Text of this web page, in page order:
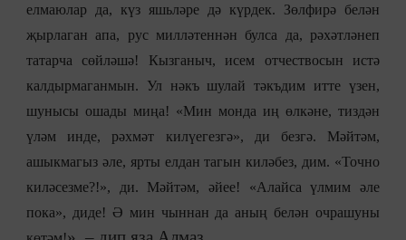
елмаюлар да, күз яшьләре дә күрдек. Зөлфирә белән
җырлаган апа, рус милләтеннән булса да, рәхәтләнеп
татарча сөйләшә! Кызганыч, исем отчествосын истә
калдырмаганмын. Ул нәкъ шулай тәкъдим итте үзен,
шунысы ошады миңа! «Мин монда иң өлкәне, тиздән
үләм инде, рәхмәт килүегезгә», ди безгә. Мәйтәм,
ашыкмагыз әле, ярты елдан тагын киләбез, дим. «Точно
киләсезме?!», ди. Мәйтәм, әйее! «Алайса үлмим әле
пока», диде! Ә мин чыннан да аның белән очрашуны